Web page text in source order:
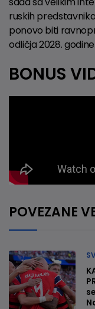
ruskih
ponovo biti
odličja 2028. godine.
BONUS
POVEZANE